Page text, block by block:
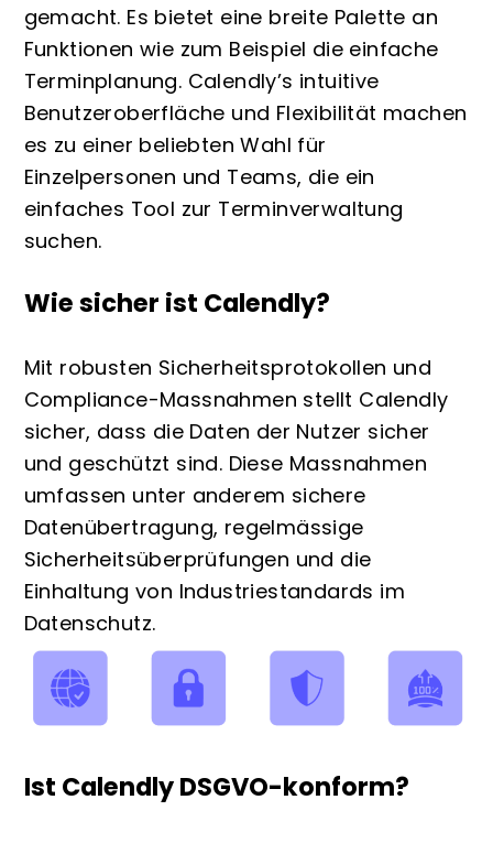
gemacht. Es bietet eine breite Palette an
Funktionen wie zum Beispiel die einfache
Terminplanung. Calendly’s intuitive
Benutzeroberfläche und Flexibilität machen
es zu einer beliebten Wahl für
Einzelpersonen und Teams, die ein
einfaches Tool zur Terminverwaltung
suchen.
Wie sicher ist Calendly?
Mit robusten Sicherheitsprotokollen und
Compliance-Massnahmen stellt Calendly
sicher, dass die Daten der Nutzer sicher
und geschützt sind. Diese Massnahmen
umfassen unter anderem sichere
Datenübertragung, regelmässige
Sicherheitsüberprüfungen und die
Einhaltung von Industriestandards im
Datenschutz.
Ist Calendly DSGVO-konform?